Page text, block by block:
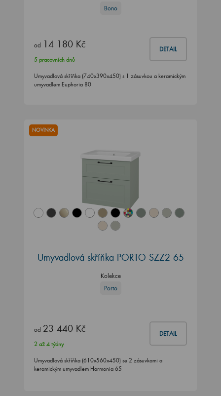
Bono
od 14 180 Kč DETAIL
5 pracovních dnů
Umyvadlová skříňka (740x390x450) s 1 zásuvkou a keramickým
umyvadlem Euphoria 80
NOVINKA
Umyvadlová skříňka PORTO SZZ2 65
Kolekce
Porto
od 23 440 Kč DETAIL
2 až 4 týdny
Umyvadlová skříňka (610x560x450) se 2 zásuvkami a
keramickým umyvadlem Harmonia 65